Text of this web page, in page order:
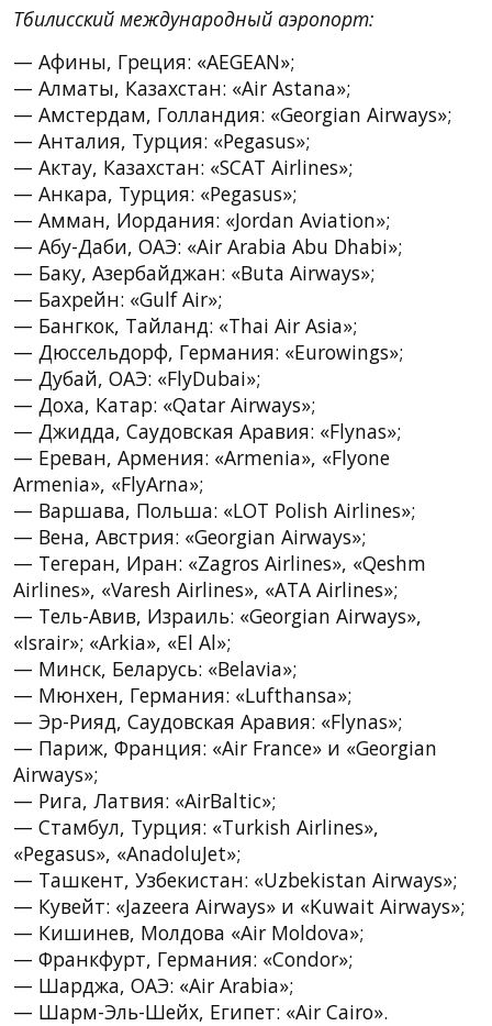
Тбилисский международный аэропорт:
— Афины, Греция: «AEGEAN»;
— Алматы, Казахстан: «Air Astana»;
— Амстердам, Голландия: «Georgian Airways»;
— Анталия, Турция: «Pegasus»;
— Актау, Казахстан: «SCAT Airlines»;
— Анкара, Турция: «Pegasus»;
— Амман, Иордания: «Jordan Aviation»;
— Абу-Даби, ОАЭ: «Air Arabia Abu Dhabi»;
— Баку, Азербайджан: «Buta Airways»;
— Бахрейн: «Gulf Air»;
— Бангкок, Тайланд: «Thai Air Asia»;
— Дюссельдорф, Германия: «Eurowings»;
— Дубай, ОАЭ: «FlyDubai»;
— Доха, Катар: «Qatar Airways»;
— Джидда, Саудовская Аравия: «Flynas»;
— Ереван, Армения: «Armenia», «Flyone
Armenia», «FlyArna»;
— Варшава, Польша: «LOT Polish Airlines»;
— Вена, Австрия: «Georgian Airways»;
— Тегеран, Иран: «Zagros Airlines», «Qeshm
Airlines», «Varesh Airlines», «ATA Airlines»;
— Тель-Авив, Израиль: «Georgian Airways»,
«Israir»; «Arkia», «El Al»;
— Минск, Беларусь: «Belavia»;
— Мюнхен, Германия: «Lufthansa»;
— Эр-Рияд, Саудовская Аравия: «Flynas»;
— Париж, Франция: «Air France» и «Georgian
Airways»;
— Рига, Латвия: «AirBaltic»;
— Стамбул, Турция: «Turkish Airlines»,
«Pegasus», «AnadoluJet»;
— Ташкент, Узбекистан: «Uzbekistan Airways»;
— Кувейт: «Jazeera Airways» и «Kuwait Airways»;
— Кишинев, Молдова «Air Moldova»;
— Франкфурт, Германия: «Condor»;
— Шарджа, ОАЭ: «Air Arabia»;
— Шарм-Эль-Шейх, Египет: «Air Cairo».